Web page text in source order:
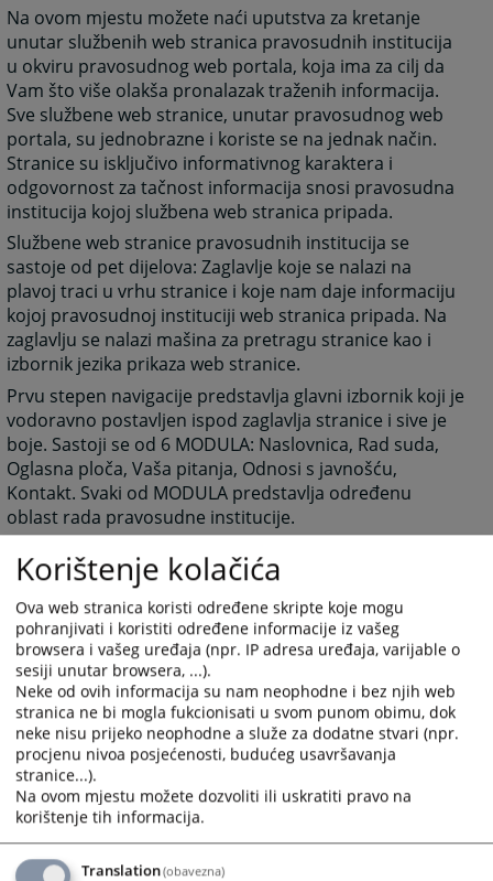
Na ovom mjestu možete naći uputstva za kretanje
unutar službenih web stranica pravosudnih institucija
u okviru pravosudnog web portala, koja ima za cilj da
Vam što više olakša pronalazak traženih informacija.
Sve službene web stranice, unutar pravosudnog web
portala, su jednobrazne i koriste se na jednak način.
Stranice su isključivo informativnog karaktera i
odgovornost za tačnost informacija snosi pravosudna
institucija kojoj službena web stranica pripada.
Službene web stranice pravosudnih institucija se
sastoje od pet dijelova: Zaglavlje koje se nalazi na
plavoj traci u vrhu stranice i koje nam daje informaciju
kojoj pravosudnoj instituciji web stranica pripada. Na
zaglavlju se nalazi mašina za pretragu stranice kao i
izbornik jezika prikaza web stranice.
Prvu stepen navigacije predstavlja glavni izbornik koji je
vodoravno postavljen ispod zaglavlja stranice i sive je
boje. Sastoji se od 6 MODULA: Naslovnica, Rad suda,
Oglasna ploča, Vaša pitanja, Odnosi s javnošću,
Kontakt. Svaki od MODULA predstavlja određenu
oblast rada pravosudne institucije.
stepen navigacije, koja je vodoravno postavljena ispod
Glavnog izbornika i crvene je boje. Pomoću ovog
izbornika birate KATEGORIJU Vašeg interesovanja
unutar svakog MODULA.
Treći stepen navigacije predstavlja vertikalni izbornik,
koji se nalazi ispod izbornika KATEGORIJA, na desnoj
strani u odnosu na dio predviđen za sadržaj. Na ovom
izborniku birate PODKATEGORIJU, odnosno konkretan
sadržaj koji vas interesuje.
Posljednji dio predstavlja sadržajni dio izabrane
PODKATEGORIJE. Taj sadržajni dio može biti prikaz
konkretne vijesti ili prikaz drugih elemenata koje
Korištenje kolačića
Ova web stranica koristi određene skripte koje mogu
pohranjivati i koristiti određene informacije iz vašeg
browsera i vašeg uređaja (npr. IP adresa uređaja, varijable o
sesiji unutar browsera, ...).
Neke od ovih informacija su nam neophodne i bez njih web
stranica ne bi mogla fukcionisati u svom punom obimu, dok
neke nisu prijeko neophodne a služe za dodatne stvari (npr.
procjenu nivoa posjećenosti, budućeg usavršavanja
stranice...).
Na ovom mjestu možete dozvoliti ili uskratiti pravo na
korištenje tih informacija.
Translation(obavezna)